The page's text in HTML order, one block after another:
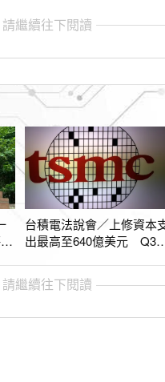
繼續往下閱讀
台積電法說會／上修資本
出最高至640億美元 Q3
繼續往下閱讀